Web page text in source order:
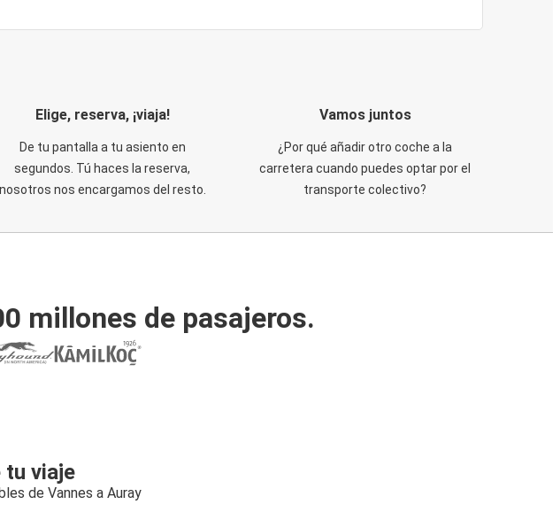
Elige, reserva, ¡viaja!
De tu pantalla a tu asiento en
segundos. Tú haces la reserva,
nosotros nos encargamos del resto.
Vamos juntos
¿Por qué añadir otro coche a la
carretera cuando puedes optar por el
transporte colectivo?
millones de pasajeros.
tu viaje
de Vannes a Auray